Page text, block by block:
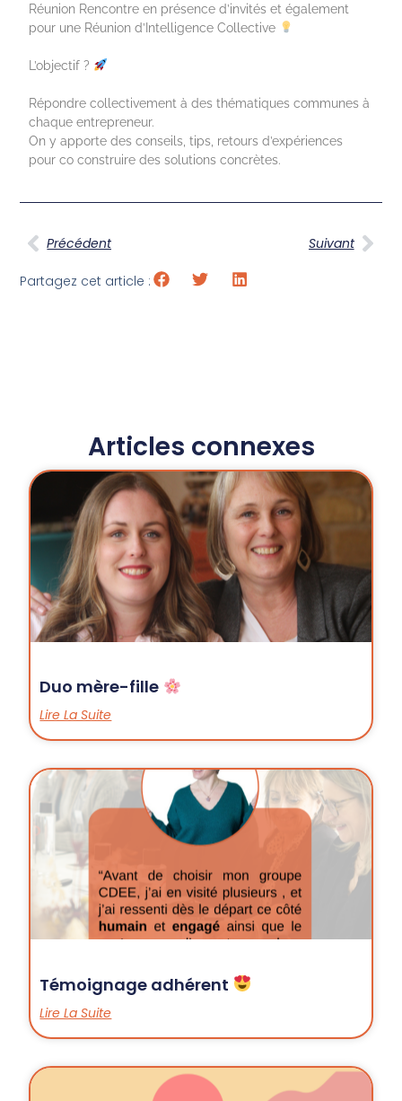
Réunion Rencontre en présence d’invités et également
pour une Réunion d’Intelligence Collective
L’objectif ?
Répondre collectivement à des thématiques communes à
chaque entrepreneur.
On y apporte des conseils, tips, retours d’expériences
pour co construire des solutions concrètes.
Précédent Suivant
Partagez cet article :
Articles connexes
Duo mère-fille
Lire La Suite
Témoignage adhérent
Lire La Suite